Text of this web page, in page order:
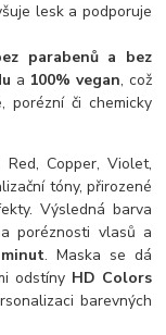
lesk a podporuje
parabenů a bez
a 100% vegan, což
porézní či chemicky
Copper, Violet,
tóny, přirozené
Výsledná barva
poréznosti vlasů a
. Maska se dá
odstíny HD Colors
barevných